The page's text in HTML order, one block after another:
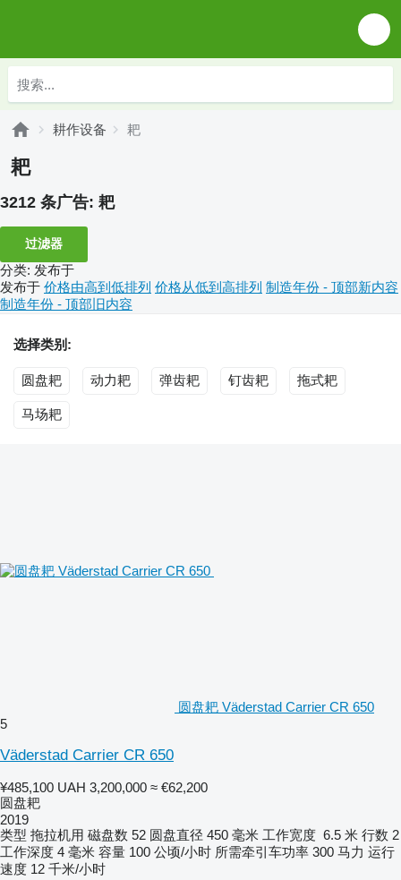
耕作设备 耙
耙
3212 条广告: 耙
过滤器
分类: 发布于
发布于 价格由高到低排列 价格从低到高排列 制造年份 - 顶部新内容
制造年份 - 顶部旧内容
选择类别:
圆盘耙 动力耙 弹齿耙 钉齿耙 拖式耙
马场耙
圆盘耙 Väderstad Carrier CR 650
5
Väderstad Carrier CR 650
¥485,100 UAH 3,200,000 ≈ €62,200
圆盘耙
2019
类型 拖拉机用 磁盘数 52 圆盘直径 450 毫米 工作宽度 6.5 米 行数 2
工作深度 4 毫米 容量 100 公顷/小时 所需牵引车功率 300 马力 运行
速度 12 千米/小时